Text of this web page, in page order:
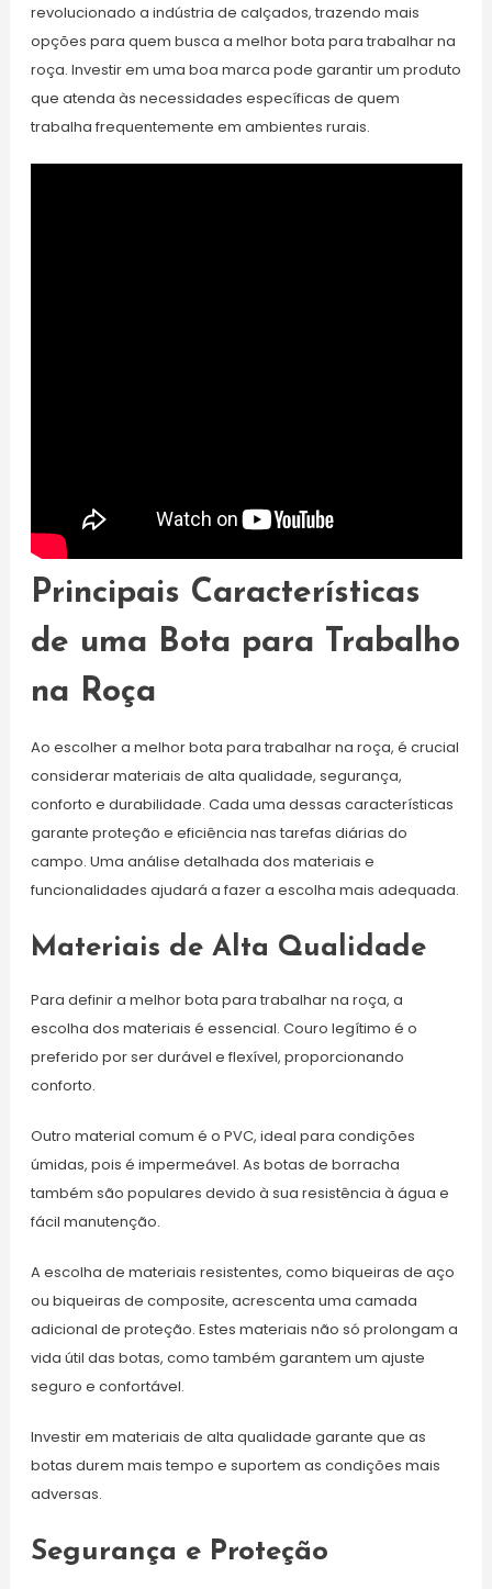
revolucionado a indústria de calçados, trazendo mais
opções para quem busca a melhor bota para trabalhar na
roça. Investir em uma boa marca pode garantir um produto
que atenda às necessidades específicas de quem
trabalha frequentemente em ambientes rurais.
Principais Características
de uma Bota para Trabalho
na Roça
Ao escolher a melhor bota para trabalhar na roça, é crucial
considerar materiais de alta qualidade, segurança,
conforto e durabilidade. Cada uma dessas características
garante proteção e eficiência nas tarefas diárias do
campo. Uma análise detalhada dos materiais e
funcionalidades ajudará a fazer a escolha mais adequada.
Materiais de Alta Qualidade
Para definir a melhor bota para trabalhar na roça, a
escolha dos materiais é essencial. Couro legítimo é o
preferido por ser durável e flexível, proporcionando
conforto.
Outro material comum é o PVC, ideal para condições
úmidas, pois é impermeável. As botas de borracha
também são populares devido à sua resistência à água e
fácil manutenção.
A escolha de materiais resistentes, como biqueiras de aço
ou biqueiras de composite, acrescenta uma camada
adicional de proteção. Estes materiais não só prolongam a
vida útil das botas, como também garantem um ajuste
seguro e confortável.
Investir em materiais de alta qualidade garante que as
botas durem mais tempo e suportem as condições mais
adversas.
Segurança e Proteção